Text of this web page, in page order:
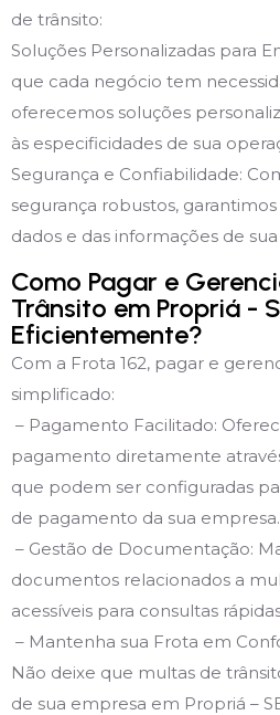
de trânsito:
Soluções Personalizadas para
que cada negócio tem
oferecemos soluções
às especificidades de sua
Segurança e Confiabilidade:
segurança robustos,
dados e das informações de
Como Pagar e
Trânsito em Propriá -
Eficientemente?
Com a Frota 162, pagar e
simplificado:
– Pagamento Facilitado:
pagamento diretamente
que podem ser configuradas
de pagamento da sua empresa.
– Gestão de Documentação:
documentos relacionados a
acessíveis para consultas
– Mantenha sua Frota em
Não deixe que multas de
de sua empresa em Propriá –